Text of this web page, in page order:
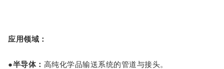
应用领域 ：
●半导体： 高纯化学品输送系统的管道与接头。